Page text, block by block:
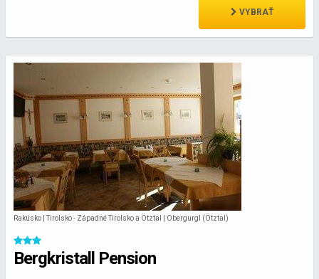
VYBRAŤ
Rakúsko | Tirolsko - Západné Tirolsko a Ötztal | Obergurgl (Ötztal)
Bergkristall Pension